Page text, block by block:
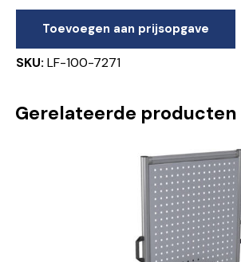
Toevoegen aan prijsopgave
SKU: LF-100-7271
Gerelateerde producten